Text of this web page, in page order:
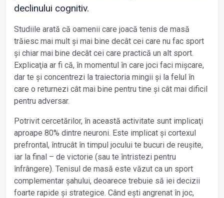
declinului cognitiv.
Studiile arată că oamenii care joacă tenis de masă
trăiesc mai mult și mai bine decât cei care nu fac sport
și chiar mai bine decât cei care practică un alt sport.
Explicaţia ar fi că, în momentul în care joci faci mișcare,
dar te și concentrezi la traiectoria mingii și la felul în
care o returnezi cât mai bine pentru tine și cât mai dificil
pentru adversar.
Potrivit cercetărilor, în această activitate sunt implicaţi
aproape 80% dintre neuroni. Este implicat și cortexul
prefrontal, întrucât în timpul jocului te bucuri de reușite,
iar la final – de victorie (sau te întristezi pentru
înfrângere). Tenisul de masă este văzut ca un sport
com­plementar șahului, deoarece trebuie să iei decizii
foarte rapide și strategice. Când ești angrenat în joc,